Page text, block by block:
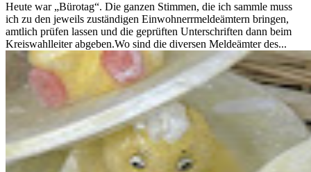
Heute war „Bürotag“. Die ganzen Stimmen, die ich sammle muss
ich zu den jeweils zuständigen Einwohnerrmeldeämtern bringen,
amtlich prüfen lassen und die geprüften Unterschriften dann beim
Kreiswahlleiter abgeben.Wo sind die diversen Meldeämter des...